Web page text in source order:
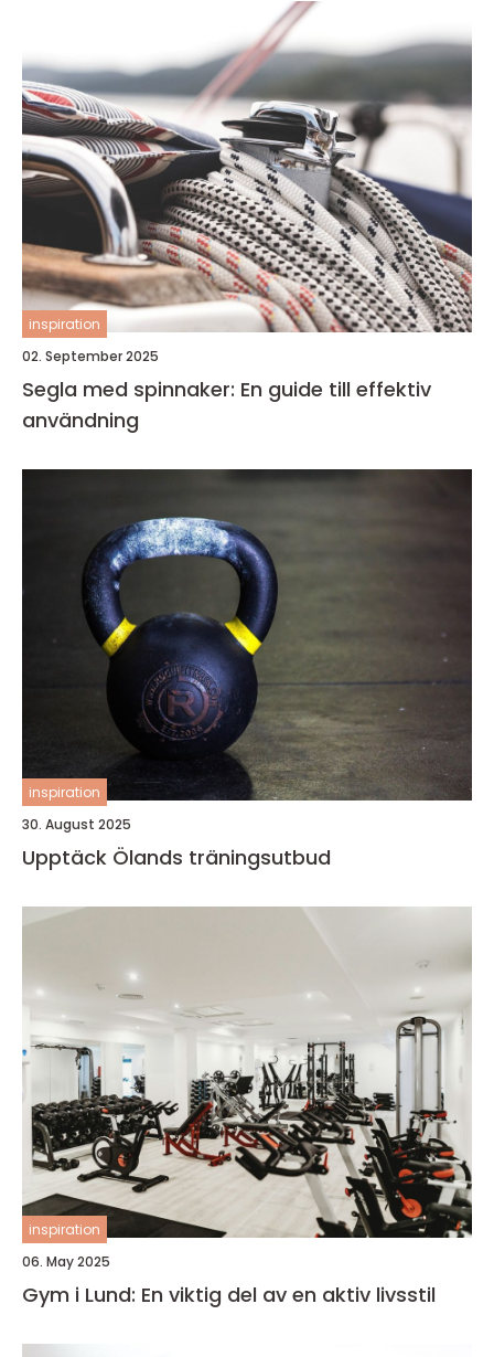
inspiration
02. September 2025
Segla med spinnaker: En guide till effektiv
användning
inspiration
30. August 2025
Upptäck Ölands träningsutbud
inspiration
06. May 2025
Gym i Lund: En viktig del av en aktiv livsstil